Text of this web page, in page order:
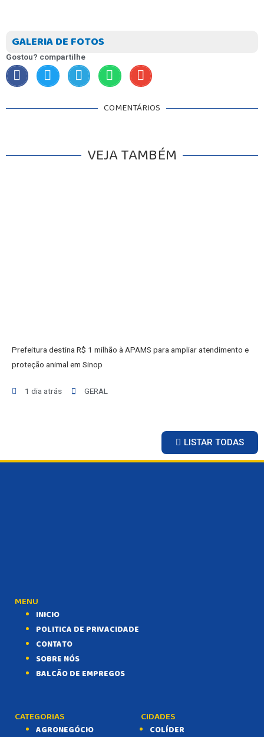
GALERIA DE FOTOS
Gostou? compartilhe
COMENTÁRIOS
VEJA TAMBÉM
Prefeitura destina R$ 1 milhão à APAMS para ampliar atendimento e
proteção animal em Sinop
1 dia atrás GERAL
LISTAR TODAS
MENU
INICIO
POLITICA DE PRIVACIDADE
CONTATO
SOBRE NÓS
BALCÃO DE EMPREGOS
CATEGORIAS
AGRONEGÓCIO
CIDADES
COLÍDER